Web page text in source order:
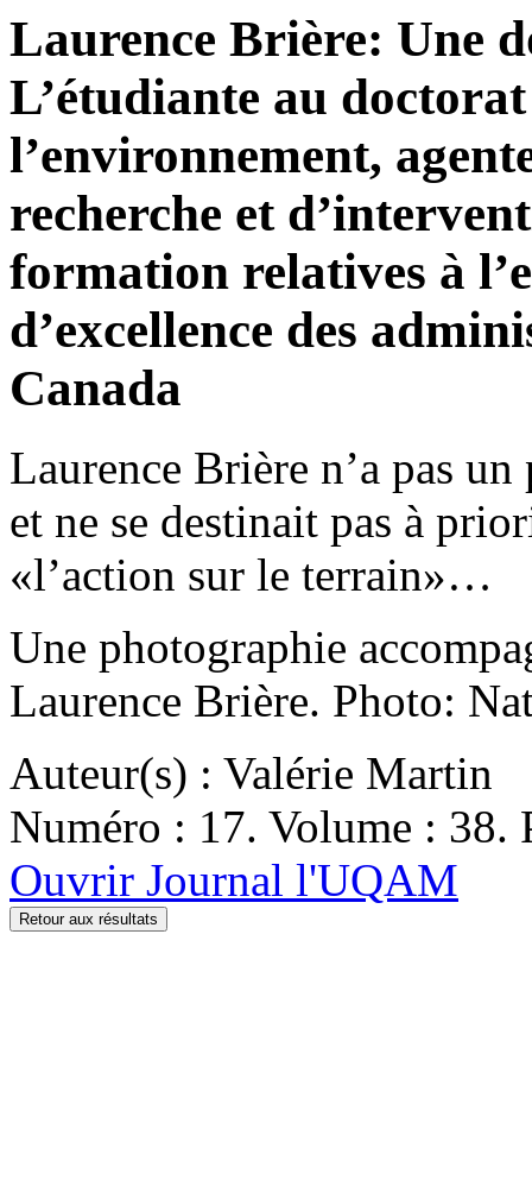
Laurence Brière: Une
L’étudiante au doctorat
l’environnement,
recherche et
formation relatives à
d’excellence des
Canada
Laurence Brière n’a pas
et ne se destinait pas à
«l’action sur le terrain»…
Une photographie
Laurence Brière. Photo:
Auteur(s) : Valérie Martin
Numéro : 17. Volume : 38.
Ouvrir Journal l'UQAM
Retour aux résultats